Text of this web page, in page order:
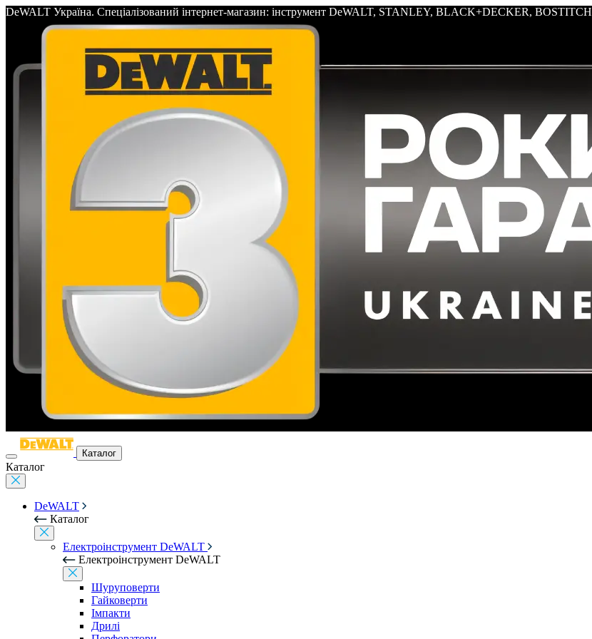
DeWALT Україна. Спеціалізований інтернет-магазин: інструмент DeWALT, STANLEY, BLACK+DECKER, BOSTITCH
Каталог
Каталог
DeWALT
Каталог
Електроінструмент DeWALT
Електроінструмент DeWALT
Шуруповерти
Гайковерти
Імпакти
Дрилі